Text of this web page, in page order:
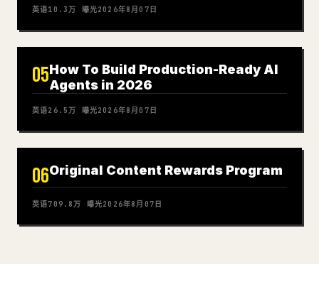
英语10.3万 曝光2026年8月07日
05How To Build Production-Ready AI
Agents in 2026
英语26.5万 曝光2026年8月07日
06Original Content Rewards Program
英语709.8万 曝光2026年8月07日